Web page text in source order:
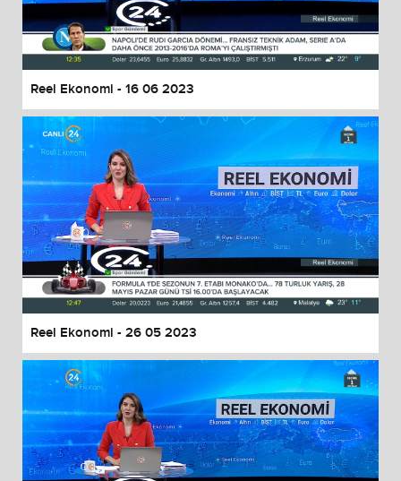
Reel Ekonomi - 16 06 2023
Reel Ekonomi - 26 05 2023